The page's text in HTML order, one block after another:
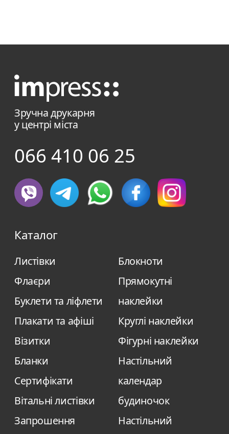
Зручна друкарня
у центрі міста
066 410 06 25
Каталог
Листівки
Флаєри
Буклети та ліфлети
Плакати та афіші
Візитки
Бланки
Сертифікати
Вітальні листівки
Запрошення
Блокноти
Прямокутні
наклейки
Круглі наклейки
Фігурні наклейки
Настільний
календар
будиночок
Настільний